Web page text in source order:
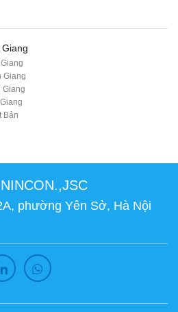
Giang
Giang
Bản
phường Yên Sở, Hà Nội